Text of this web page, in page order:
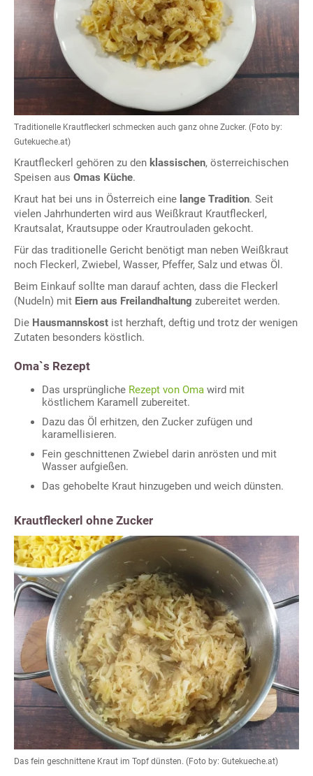
Traditionelle Krautfleckerl schmecken auch ganz ohne Zucker. (Foto by:
Gutekueche.at)
Krautfleckerl gehören zu den klassischen, österreichischen
Speisen aus Omas Küche.
Kraut hat bei uns in Österreich eine lange Tradition. Seit
vielen Jahrhunderten wird aus Weißkraut Krautfleckerl,
Krautsalat, Krautsuppe oder Krautrouladen gekocht.
Für das traditionelle Gericht benötigt man neben Weißkraut
noch Fleckerl, Zwiebel, Wasser, Pfeffer, Salz und etwas Öl.
Beim Einkauf sollte man darauf achten, dass die Fleckerl
(Nudeln) mit Eiern aus Freilandhaltung zubereitet werden.
Die Hausmannskost ist herzhaft, deftig und trotz der wenigen
Zutaten besonders köstlich.
Oma`s Rezept
Das ursprüngliche Rezept von Oma wird mit
köstlichem Karamell zubereitet.
Dazu das Öl erhitzen, den Zucker zufügen und
karamellisieren.
Fein geschnittenen Zwiebel darin anrösten und mit
Wasser aufgießen.
Das gehobelte Kraut hinzugeben und weich dünsten.
Krautfleckerl ohne Zucker
Das fein geschnittene Kraut im Topf dünsten. (Foto by: Gutekueche.at)